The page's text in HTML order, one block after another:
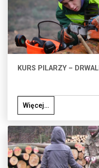
KURS PILARZY – DRWALI
Więcej…